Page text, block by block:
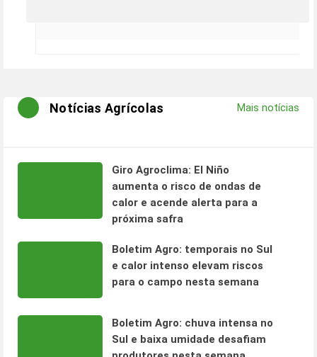
Notícias Agrícolas Mais notícias
Giro Agroclima: El Niño
aumenta o risco de ondas de
calor e acende alerta para a
próxima safra
Boletim Agro: temporais no Sul
e calor intenso elevam riscos
para o campo nesta semana
Boletim Agro: chuva intensa no
Sul e baixa umidade desafiam